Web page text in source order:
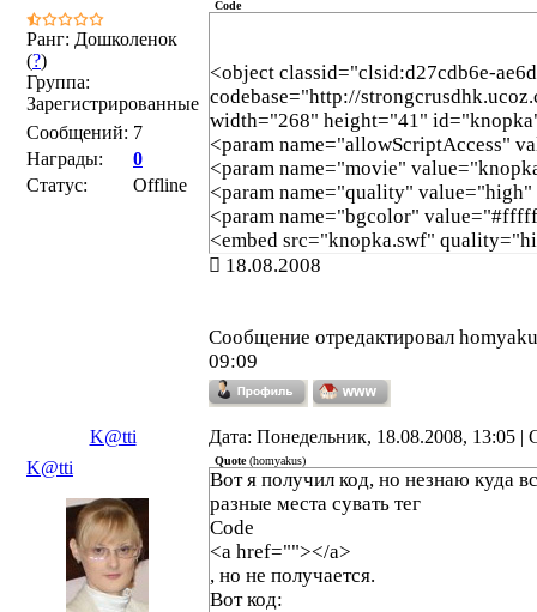
Ранг: Дошколенок
(?)
Группа:
Зарегистрированные
Сообщений: 7
Награды:
0
Статус:
Offline
Code
<object classid="clsid:d27cdb6e-
codebase="http://
width="268" height="41"
<param name="allowScriptAccess"
<param name="movie"
<param name="quality" value="high"
<param name="bgcolor"
<embed src="knopka.swf"
width="268" height="41"
</object>
18.08.2008
Сообщение отредактировал
09:09
K@tti
Дата: Понедельник, 18.08.2008, 13:05
K@tti
Quote(homyakus)
Вот я получил код, но незнаю куда
разные места сувать тег
Code
<a href=""></a>
, но не получается.
Вот код: